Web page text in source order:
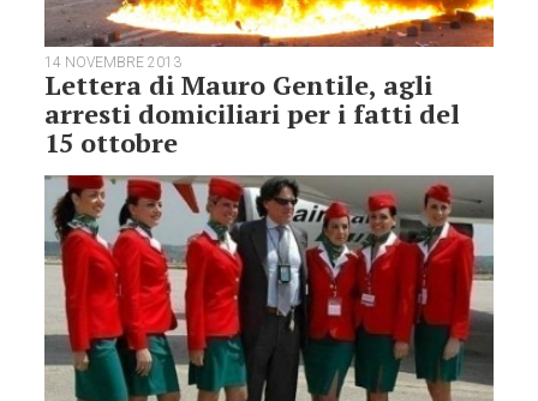
14 NOVEMBRE 2013
Lettera di Mauro Gentile, agli
arresti domiciliari per i fatti del
15 ottobre